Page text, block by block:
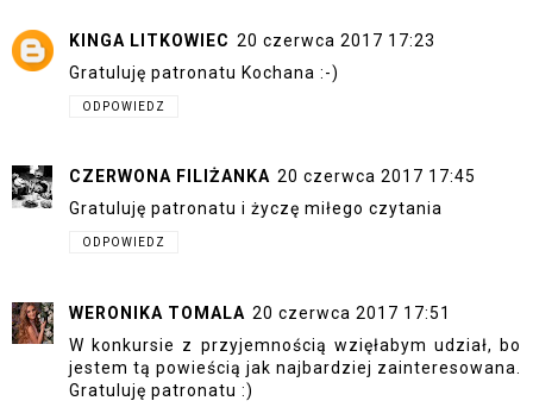
KINGA LITKOWIEC 20 czerwca 2017 17:23
Gratuluję patronatu Kochana :-)
ODPOWIEDZ
CZERWONA FILIŻANKA 20 czerwca 2017 17:45
Gratuluję patronatu i życzę miłego czytania
ODPOWIEDZ
WERONIKA TOMALA 20 czerwca 2017 17:51
W konkursie z przyjemnością wzięłabym udział, bo
jestem tą powieścią jak najbardziej zainteresowana.
Gratuluję patronatu :)